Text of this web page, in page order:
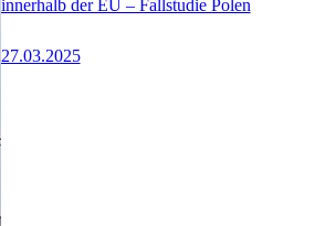
innerhalb der EU – Fallstudie Polen
27.03.2025